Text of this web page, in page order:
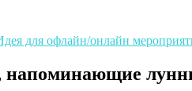
для офлайн/онлайн
напоминающие